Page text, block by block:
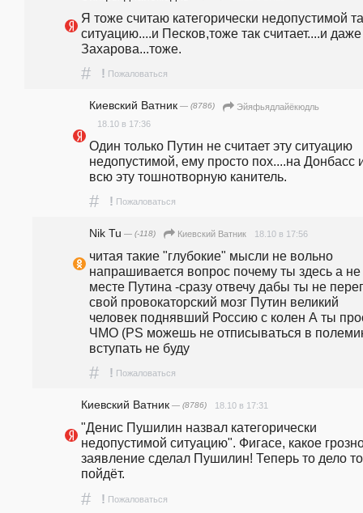
Я тоже считаю категорически недопустимой
ситуацию....и Песков,тоже так считает....и даже
Захарова...тоже.
# ! Пожаловаться
Киевский Ватник — (8786)
Эйяфьядлайёкюдль
18.10 в 17:36
Один только Путин не считает эту ситуацию
недопустимой, ему просто пох....на Донбасс
всю эту тошнотворную канитель.
# ! Пожаловаться
Nik Tu — (-118) Киевский Ватник 18.10 в 17:56
читая такие "глубокие" мысли не вольно
напрашивается вопрос почему ты здесь а
месте Путина -сразу отвечу дабы ты не
свой провокаторский мозг Путин великий
человек поднявший Россию с колен А ты
ЧМО (PS можешь не отписываться в
вступать не буду
# ! Пожаловаться
Киевский Ватник — (8786) 18.10 в 17:31
"Денис Пушилин назвал категорически
недопустимой ситуацию". Фигасе, какое
заявление сделал Пушилин! Теперь то дело
пойдёт.
# ! Пожаловаться